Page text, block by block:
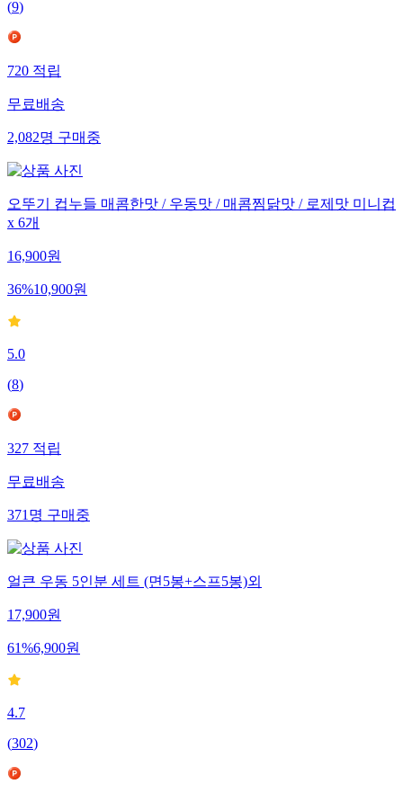
(9)
720 적립
무료배송
2,082명 구매중
오뚜기 컵누들 매콤한맛 / 우동맛 / 매콤찜닭맛 / 로제맛 미니컵
x 6개
16,900원
36%10,900원
5.0
(8)
327 적립
무료배송
371 명 구매중
얼큰 우동 5인분 세트 (면5봉+스프5봉)외
17,900원
61%6,900원
4.7
(302)